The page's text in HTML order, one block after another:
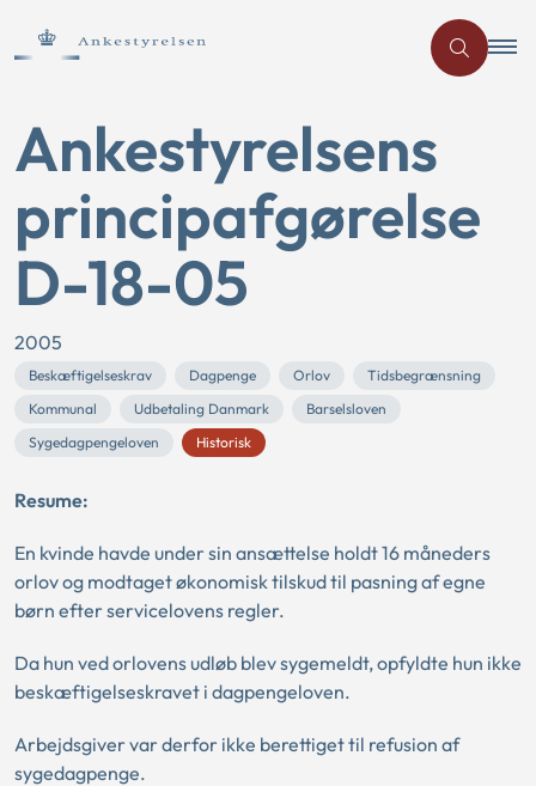
Ankestyrelsens
principafgørelse
D-18-05
2005
Beskæftigelseskrav Dagpenge Orlov
Tidsbegrænsning
Kommunal
Udbetaling Danmark
Barselsloven
Sygedagpengeloven
Historisk
Resume:
En kvinde havde under sin ansættelse holdt 16 måneders
orlov og modtaget økonomisk tilskud til pasning af egne
børn efter servicelovens regler.
Da hun ved orlovens udløb blev sygemeldt, opfyldte hun ikke
beskæftigelseskravet i dagpengeloven.
Arbejdsgiver var derfor ikke berettiget til refusion af
sygedagpenge.